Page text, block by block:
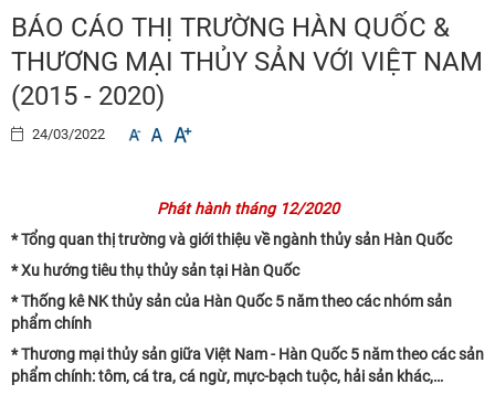
BÁO CÁO THỊ TRƯỜNG HÀN QUỐC &
THƯƠNG MẠI THỦY SẢN VỚI VIỆT NAM
(2015 - 2020)
24/03/2022
Phát hành tháng 12/2020
* Tổng quan thị trường và giới thiệu về ngành thủy sản Hàn Quốc
* Xu hướng tiêu thụ thủy sản tại Hàn Quốc
* Thống kê NK thủy sản của Hàn Quốc 5 năm theo các nhóm sản
phẩm chính
* Thương mại thủy sản giữa Việt Nam - Hàn Quốc 5 năm theo các sản
phẩm chính: tôm, cá tra, cá ngừ, mực-bạch tuộc, hải sản khác,…